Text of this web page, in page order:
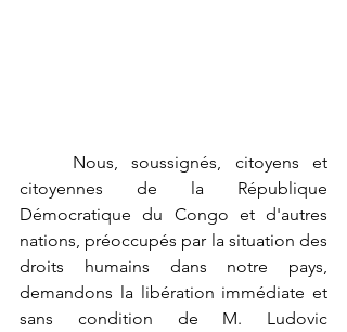
citoyennes de la République
Démocratique du Congo et d'autres
nations, préoccupés par la situation des
droits humains dans notre pays,
demandons la libération immédiate et
sans condition de M. Ludovic